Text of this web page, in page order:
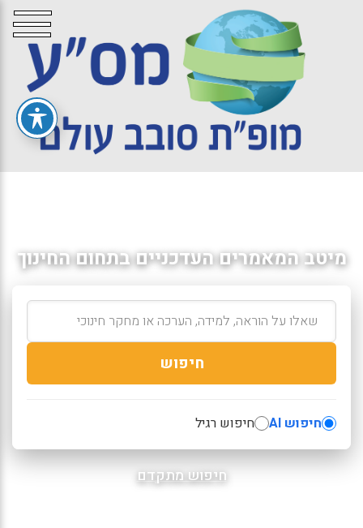
מיטב המאמרים העדכניים בתחום החינוך
חיפוש
חיפוש AI חיפוש רגיל
חיפוש מתקדם